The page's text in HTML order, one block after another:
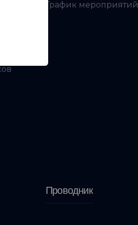
График мероприятий
Проводник